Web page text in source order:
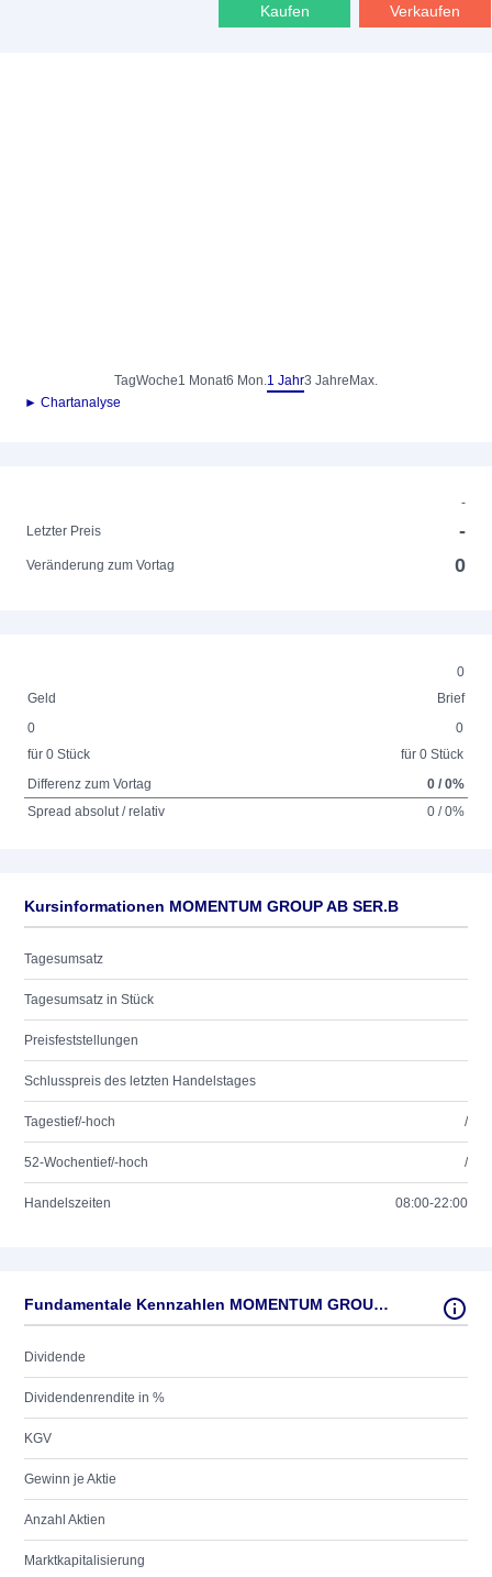
Kaufen Verkaufen
TagWoche1 Monat6 Mon.1 Jahr3 Jahre Max.
► Chartanalyse
-
Letzter Preis
-
Veränderung zum Vortag 0
0
Geld
Brief
0
für 0 Stück
0
für 0 Stück
Differenz zum Vortag
0 / 0%
Spread absolut / relativ
0 / 0%
Kursinformationen MOMENTUM GROUP AB SER.B
Tagesumsatz
Tagesumsatz in Stück
Preisfeststellungen
Schlusspreis des letzten Handelstages
Tagestief/-hoch /
52-Wochentief/-hoch /
Handelszeiten 08:00-22:00
Fundamentale Kennzahlen MOMENTUM GROUP AB SER.B
Dividende
Dividendenrendite in %
KGV
Gewinn je Aktie
Anzahl Aktien
Marktkapitalisierung